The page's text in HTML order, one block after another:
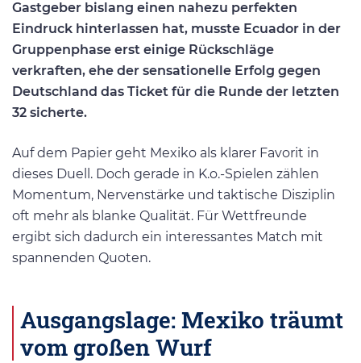
Gastgeber bislang einen nahezu perfekten
Eindruck hinterlassen hat, musste Ecuador in der
Gruppenphase erst einige Rückschläge
verkraften, ehe der sensationelle Erfolg gegen
Deutschland das Ticket für die Runde der letzten
32 sicherte.
Auf dem Papier geht Mexiko als klarer Favorit in
dieses Duell. Doch gerade in K.o.-Spielen zählen
Momentum, Nervenstärke und taktische Disziplin
oft mehr als blanke Qualität. Für Wettfreunde
ergibt sich dadurch ein interessantes Match mit
spannenden Quoten.
Ausgangslage: Mexiko träumt
vom großen Wurf